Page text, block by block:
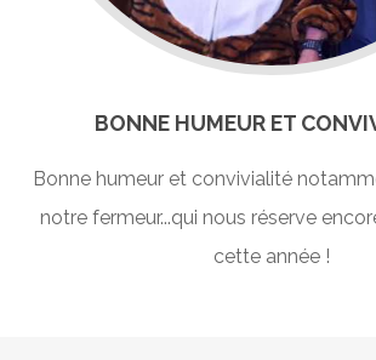
BONNE HUMEUR ET
Bonne humeur et convivialité
notre fermeur...qui nous réserve
cette année !